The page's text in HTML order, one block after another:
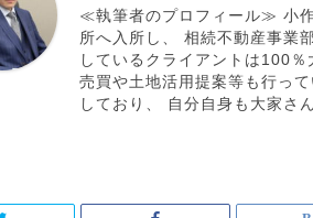
≪執筆者のプロフィール≫
所へ入所し、 相続不動産事業
しているクライアントは100
売買や土地活用提案等も行っ
しており、 自分自身も大家さ